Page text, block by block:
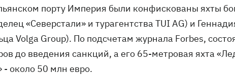
порту Империя были конфискованы яхты
«Северстали» и турагентства TUI AG) и
Volga Group). По подсчетам журнала Forbes,
до введения санкций, а его 65-метровая яхта
около 50 млн евро.